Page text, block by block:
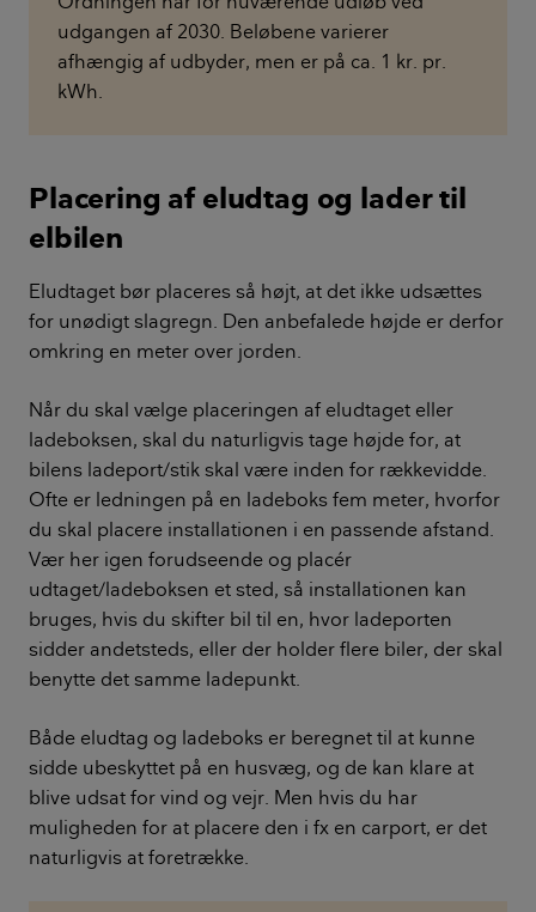
udgangen af 2030. Beløbene varierer
afhængig af udbyder, men er på ca. 1 kr. pr.
kWh.
Placering af eludtag og lader til
elbilen
Eludtaget bør placeres så højt, at det ikke udsættes
for unødigt slagregn. Den anbefalede højde er derfor
omkring en meter over jorden.
Når du skal vælge placeringen af eludtaget eller
ladeboksen, skal du naturligvis tage højde for, at
bilens ladeport/stik skal være inden for rækkevidde.
Ofte er ledningen på en ladeboks fem meter, hvorfor
du skal placere installationen i en passende afstand.
Vær her igen forudseende og placér
udtaget/ladeboksen et sted, så installationen kan
bruges, hvis du skifter bil til en, hvor ladeporten
sidder andetsteds, eller der holder flere biler, der skal
benytte det samme ladepunkt.
Både eludtag og ladeboks er beregnet til at kunne
sidde ubeskyttet på en husvæg, og de kan klare at
blive udsat for vind og vejr. Men hvis du har
muligheden for at placere den i fx en carport, er det
naturligvis at foretrække.